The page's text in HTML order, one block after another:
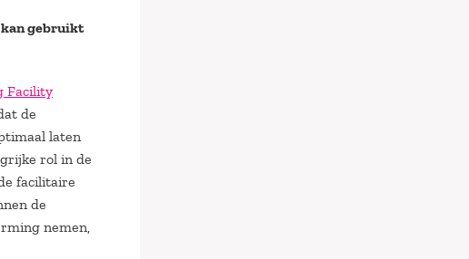
kan gebruikt
Facility
de
laten
rol in de
facilitaire
de
nemen,